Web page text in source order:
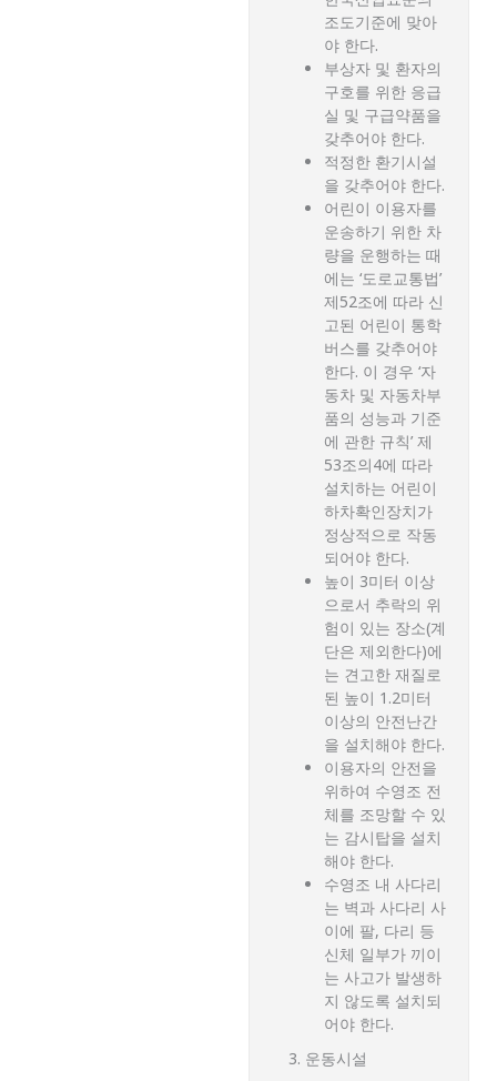
조도기준에 맞아
야 한다.
부상자 및 환자의
구호를 위한 응급
실 및 구급약품을
갖추어야 한다.
적정한 환기시설
을 갖추어야 한다.
어린이 이용자를
운송하기 위한 차
량을 운행하는 때
에는 ‘도로교통법’
제52조에 따라 신
고된 어린이 통학
버스를 갖추어야
한다. 이 경우 ‘자
동차 및 자동차부
품의 성능과 기준
에 관한 규칙’ 제
53조의4에 따라
설치하는 어린이
하차확인장치가
정상적으로 작동
되어야 한다.
높이 3미터 이상
으로서 추락의 위
험이 있는 장소(계
단은 제외한다)에
는 견고한 재질로
된 높이 1.2미터
이상의 안전난간
을 설치해야 한다.
이용자의 안전을
위하여 수영조 전
체를 조망할 수 있
는 감시탑을 설치
해야 한다.
수영조 내 사다리
는 벽과 사다리 사
이에 팔, 다리 등
신체 일부가 끼이
는 사고가 발생하
지 않도록 설치되
어야 한다.
운동시설